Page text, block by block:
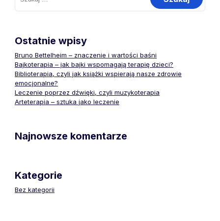
Ostatnie wpisy
Bruno Bettelheim – znaczenie i wartości baśni
Bajkoterapia – jak bajki wspomagają terapię dzieci?
Biblioterapia, czyli jak książki wspierają nasze zdrowie
emocjonalne?
Leczenie poprzez dźwięki, czyli muzykoterapia
Arteterapia – sztuka jako leczenie
Najnowsze komentarze
Kategorie
Bez kategorii